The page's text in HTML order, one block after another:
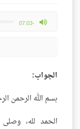
-07:03
volume
الجواب:
بسم الله الرحمن
الحمد لله،